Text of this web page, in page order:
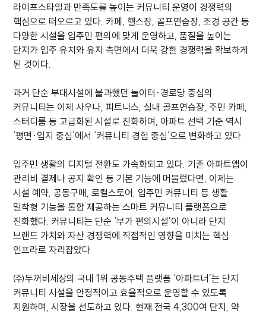
라이프스타일과 만족도를 높이는 커뮤니티 운영이 경쟁력의
핵심으로 떠오르고 있다. 카페, 헬스장, 골프연습장, 조경 공간 등
다양한 시설을 입주민 편의에 맞게 운영하고, 품질을 높이는
단지가 입주 유치와 유지 측면에서 더욱 강한 경쟁력을 확보하게
된 것이다.
과거 단순 부대시설에 불과했던 놀이터·경로당 중심의
커뮤니티는 이제 사우나, 피트니스, 실내 골프연습장, 주민 카페,
스터디룸 등 고급화된 시설로 진화하며, 아파트 선택 기준 역시
‘평면·입지 중심’에서 ‘커뮤니티 경험 중심’으로 변화하고 있다.
입주민 생활의 디지털 전환도 가속화되고 있다. 기존 아파트앱이
관리비 결제나 공지 확인 등 기본 기능에 머물렀다면, 이제는
시설 예약, 공동구매, 로컬스토어, 입주민 커뮤니티 등 생활
밀착형 기능을 통합 제공하는 스마트 커뮤니티 플랫폼으로
진화했다. 커뮤니티는 단순 ‘부가 편의시설’이 아니라 단지
브랜드 가치와 자산 경쟁력에 직접적인 영향을 미치는 핵심
인프라로 자리잡았다.
㈜두꺼비세상의 국내 1위 공동주택 플랫폼 ‘아파트너’는 단지
커뮤니티 시설을 안정적이고 효율적으로 운영할 수 있도록
지원하며, 시장을 선도하고 있다. 현재 전국 4,300여 단지, 약